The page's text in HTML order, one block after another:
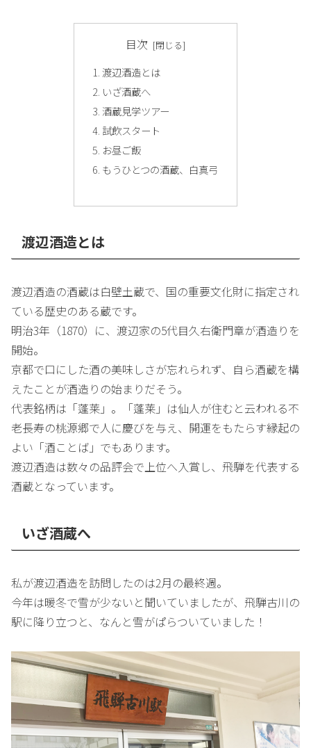
目次
渡辺酒造とは
いざ酒蔵へ
酒蔵見学ツアー
試飲スタート
お昼ご飯
もうひとつの酒蔵、白真弓
渡辺酒造とは
渡辺酒造の酒蔵は白壁土蔵で、国の重要文化財に指定され
ている歴史のある蔵です。
明治3年（1870）に、渡辺家の5代目久右衛門章が酒造りを
開始。
京都で口にした酒の美味しさが忘れられず、自ら酒蔵を構
えたことが酒造りの始まりだそう。
代表銘柄は「蓬莱」。「蓬莱」は仙人が住むと云われる不
老長寿の桃源郷で人に慶びを与え、開運をもたらす縁起の
よい「酒ことば」でもあります。
渡辺酒造は数々の品評会で上位へ入賞し、飛騨を代表する
酒蔵となっています。
いざ酒蔵へ
私が渡辺酒造を訪問したのは2月の最終週。
今年は暖冬で雪が少ないと聞いていましたが、飛騨古川の
駅に降り立つと、なんと雪がぱらついていました！